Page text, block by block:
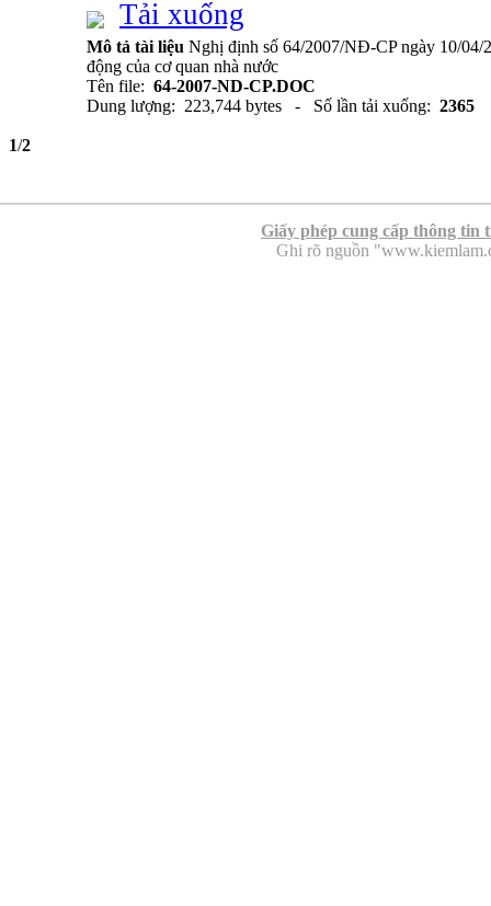
Tải xuống
Mô tả tài liệu Nghị định số 64/2007/NĐ-CP ngày 10/04/
động của cơ quan nhà nước
Tên file: 64-2007-ND-CP.DOC
Dung lượng: 223,744 bytes - Số lần tải xuống: 2365
1/2
Giấy phép cung cấp thông tin
Ghi rõ nguồn